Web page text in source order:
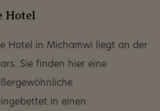
Hotel
Hotel in Michamwi liegt an der
Sie finden hier eine
in einen